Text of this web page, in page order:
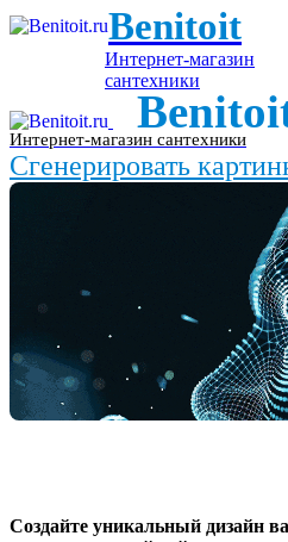
Benitoit
Интернет-магазин
сантехники
Интернет-магазин сантехники
Сгенерировать
Создайте уникальный дизайн